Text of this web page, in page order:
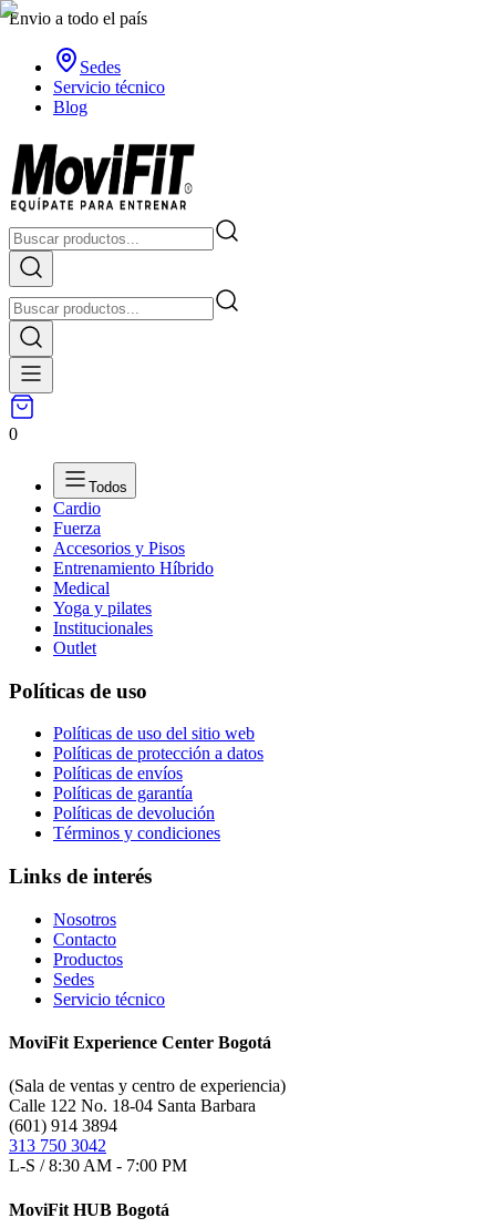
Envio a todo el país
Sedes
Servicio técnico
Blog
0
Todos
Cardio
Fuerza
Accesorios y Pisos
Entrenamiento Híbrido
Medical
Yoga y pilates
Institucionales
Outlet
Políticas de uso
Políticas de uso del sitio web
Políticas de protección a datos
Políticas de envíos
Políticas de garantía
Políticas de devolución
Términos y condiciones
Links de interés
Nosotros
Contacto
Productos
Sedes
Servicio técnico
MoviFit Experience Center Bogotá
(Sala de ventas y centro de experiencia)
Calle 122 No. 18-04 Santa Barbara
(601) 914 3894
313 750 3042
L-S / 8:30 AM - 7:00 PM
MoviFit HUB Bogotá